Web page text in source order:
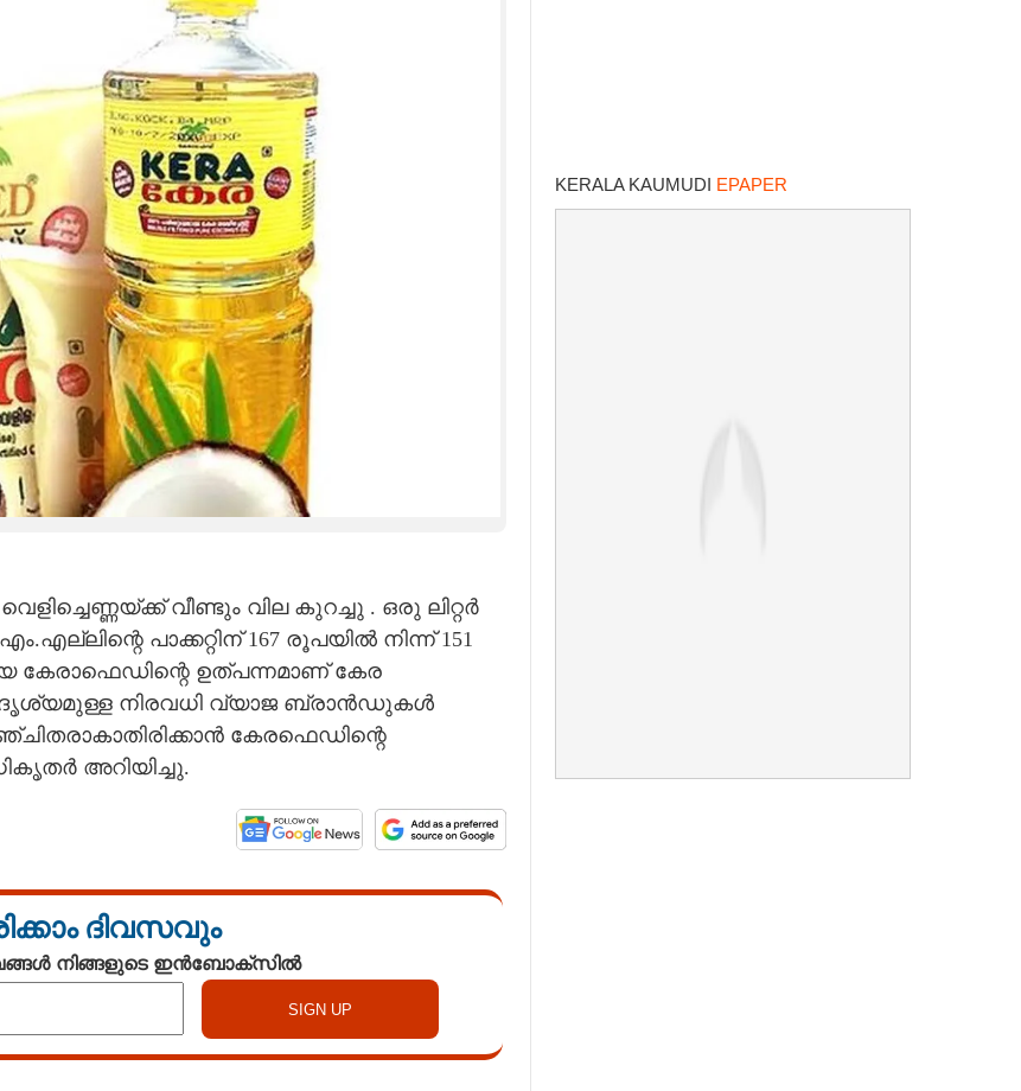
വീണ്ടും വില കുറച്ചു . ഒരു ലിറ്റർ
പാക്കറ്റിന് 167 രൂപയിൽ നിന്ന് 151
ഉത്പന്നമാണ് കേര
നിരവധി വ്യാജ ബ്രാൻഡുകൾ
കേരഫെഡിന്റെ
അറിയിച്ചു.
ദിവസവും
നിങ്ങളുടെ ഇൻബോക്സിൽ
KERALA KAUMUDI EPAPER